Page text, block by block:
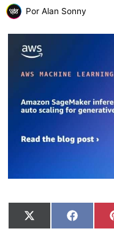
Por Alan Sonny
Compartir
en
X
(Twitter)en